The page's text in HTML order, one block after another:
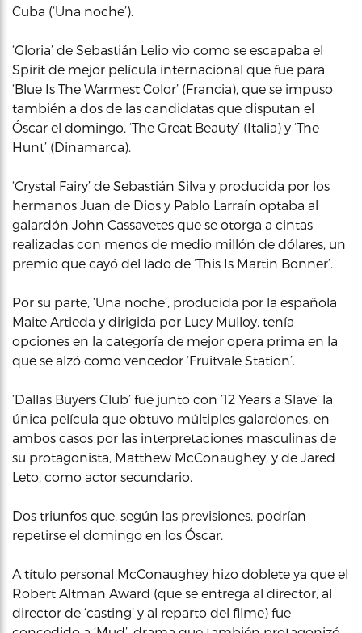
Cuba (‘Una noche’).
‘Gloria’ de Sebastián Lelio vio como se escapaba el
Spirit de mejor película internacional que fue para
‘Blue Is The Warmest Color’ (Francia), que se impuso
también a dos de las candidatas que disputan el
Óscar el domingo, ‘The Great Beauty’ (Italia) y ‘The
Hunt’ (Dinamarca).
‘Crystal Fairy’ de Sebastián Silva y producida por los
hermanos Juan de Dios y Pablo Larraín optaba al
galardón John Cassavetes que se otorga a cintas
realizadas con menos de medio millón de dólares, un
premio que cayó del lado de ‘This Is Martin Bonner’.
Por su parte, ‘Una noche’, producida por la española
Maite Artieda y dirigida por Lucy Mulloy, tenía
opciones en la categoría de mejor opera prima en la
que se alzó como vencedor ‘Fruitvale Station’.
‘Dallas Buyers Club’ fue junto con ’12 Years a Slave’ la
única película que obtuvo múltiples galardones, en
ambos casos por las interpretaciones masculinas de
su protagonista, Matthew McConaughey, y de Jared
Leto, como actor secundario.
Dos triunfos que, según las previsiones, podrían
repetirse el domingo en los Óscar.
A título personal McConaughey hizo doblete ya que el
Robert Altman Award (que se entrega al director, al
director de ‘casting’ y al reparto del filme) fue